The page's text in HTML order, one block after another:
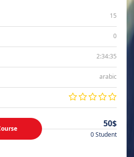
15
0
2:34:35
arabic
50$
0 Student